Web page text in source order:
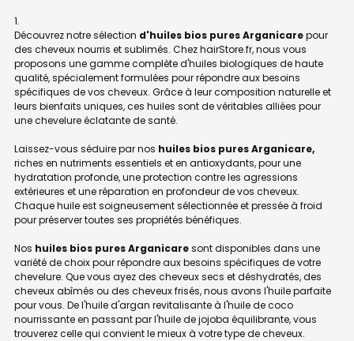
Découvrez notre sélection d'huiles bios pures Arganicarepour
des cheveux nourris et sublimés. Chez hairStore.fr, nous vous
proposons une gamme complète d'huiles biologiques de haute
qualité, spécialement formulées pour répondre aux besoins
spécifiques de vos cheveux. Grâce à leur composition naturelle et
leurs bienfaits uniques, ces huiles sont de véritables alliées pour
une chevelure éclatante de santé.
Laissez-vous séduire par nos huiles bios pures Arganicare,
riches en nutriments essentiels et en antioxydants, pour une
hydratation profonde, une protection contre les agressions
extérieures et une réparation en profondeur de vos cheveux.
Chaque huile est soigneusement sélectionnée et pressée à froid
pour préserver toutes ses propriétés bénéfiques.
Nos huiles bios pures Arganicaresont disponibles dans une
variété de choix pour répondre aux besoins spécifiques de votre
chevelure. Que vous ayez des cheveux secs et déshydratés, des
cheveux abîmés ou des cheveux frisés, nous avons l'huile parfaite
pour vous. De l'huile d'argan revitalisante à l'huile de coco
nourrissante en passant par l'huile de jojoba équilibrante, vous
trouverez celle qui convient le mieux à votre type de cheveux.